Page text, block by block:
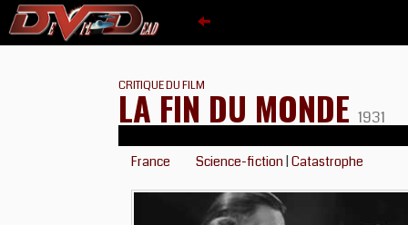
CRITIQUE DU FILM
LA FIN DU MONDE 1931
France Science-fiction Catastrophe